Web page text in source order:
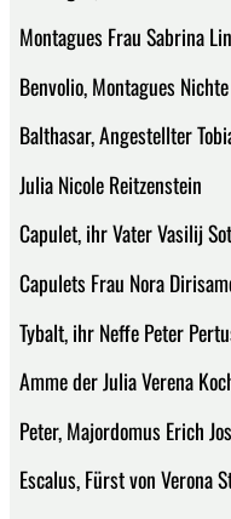
Montagues Frau Sabrina
Benvolio, Montagues
Balthasar, Angestellter
Julia Nicole Reitzenstein
Capulet, ihr Vater Vasilij
Capulets Frau Nora
Tybalt, ihr Neffe Peter
Amme der Julia Verena
Peter, Majordomus Erich
Escalus, Fürst von Verona